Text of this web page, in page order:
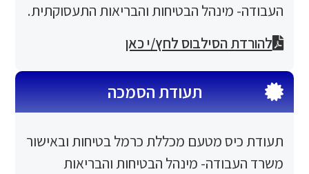
הבטיחות והבריאות התעסוקתית.
הסילבוס לחץ/י כאן
תעודת הסמכה
מטעם מכללת כרמל בטיחות ובאישור
מינהל הבטיחות והבריאות